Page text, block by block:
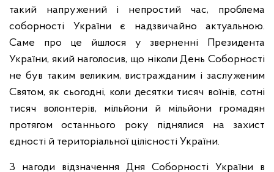
такий напружений і непростий час, проблема
соборності України є надзвичайно актуальною.
Саме про це йшлося у зверненні Президента
України, який наголосив, що ніколи День Соборності
не був таким великим, вистражданим і заслуженим
Святом, як сьогодні, коли десятки тисяч воїнів, сотні
тисяч волонтерів, мільйони й мільйони громадян
протягом останнього року піднялися на захист
єдності й територіальної цілісності України.
З нагоди відзначення Дня Соборності України в